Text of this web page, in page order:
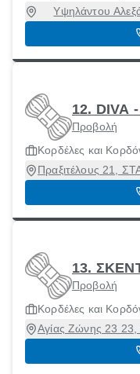
Υψηλάντου
12.
Προβολή
Κορδέλες και
Πραξιτέλους 21,
13.
Προβολή
Κορδέλες και
Αγίας Ζώνης 23 23,